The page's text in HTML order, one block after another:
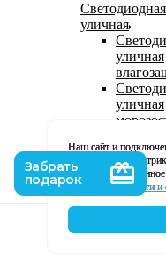
уличная
уличная
уличная
220В
уличная
Наш сайт и
числе, Яндекс
использование
кофиденциальности